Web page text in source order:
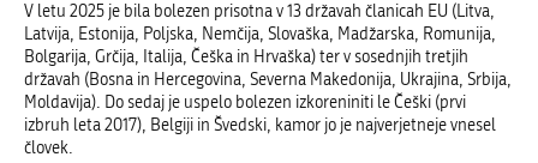
V letu 2025 je bila bolezen prisotna v 13 državah članicah EU (Litva,
Latvija, Estonija, Poljska, Nemčija, Slovaška, Madžarska, Romunija,
Bolgarija, Grčija, Italija, Češka in Hrvaška) ter v sosednjih tretjih
državah (Bosna in Hercegovina, Severna Makedonija, Ukrajina, Srbija,
Moldavija). Do sedaj je uspelo bolezen izkoreniniti le Češki (prvi
izbruh leta 2017), Belgiji in Švedski, kamor jo je najverjetneje vnesel
človek.